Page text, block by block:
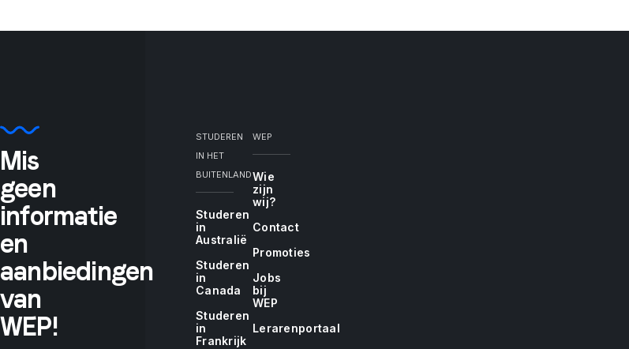
Mis
geen
informatie
en
aanbiedingen
van
WEP!
STUDEREN
IN HET
BUITENLAND
Studeren
in
Australië
Studeren
in
Canada
Studeren
in
Frankrijk
WEP
Wie
zijn
wij?
Contact
Promoties
Jobs
bij
WEP
Lerarenportaal
you
tell